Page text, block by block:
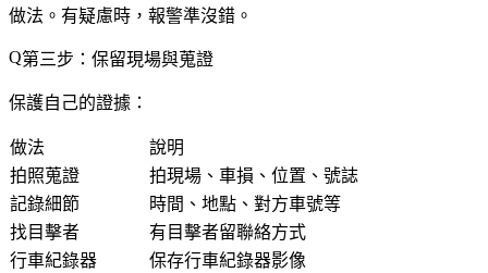
做法。有疑慮時，報警準沒錯。
第三步：保留現場與蒐證
保護自己的證據：
做法
說明
拍照蒐證
拍現場、車損、位置、號誌
記錄細節
時間、地點、對方車號等
找目擊者
有目擊者留聯絡方式
行車紀錄器
保存行車紀錄器影像